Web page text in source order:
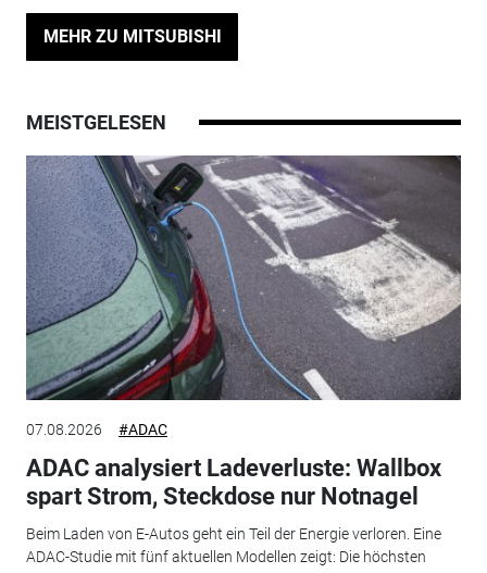
MEHR ZU MITSUBISHI
MEISTGELESEN
07.08.2026 #ADAC
ADAC analysiert Ladeverluste: Wallbox
spart Strom, Steckdose nur Notnagel
Beim Laden von E-Autos geht ein Teil der Energie verloren. Eine
ADAC-Studie mit fünf aktuellen Modellen zeigt: Die höchsten